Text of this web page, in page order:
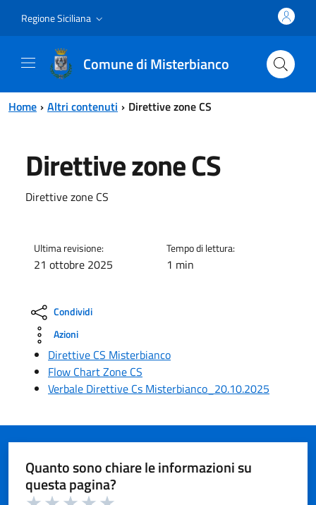
Regione Siciliana
Comune di Misterbianco
Home Altri contenuti Direttive zone CS
Direttive zone CS
Direttive zone CS
Ultima revisione:
21 ottobre 2025
Tempo di lettura:
1 min
Condividi
Azioni
Direttive CS Misterbianco
Flow Chart Zone CS
Verbale Direttive Cs Misterbianco_20.10.2025
Quanto sono chiare le informazioni su
questa pagina?